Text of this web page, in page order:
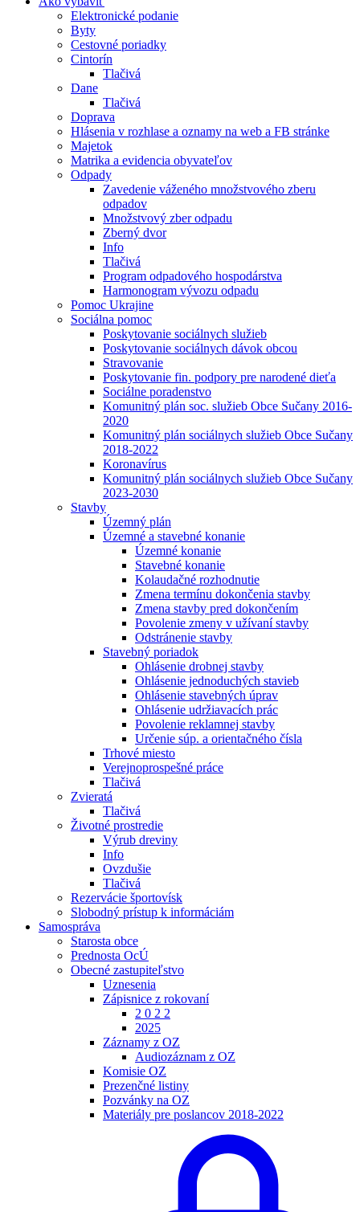
Elektronické podanie
Byty
Cestovné poriadky
Cintorín
Tlačivá
Dane
Tlačivá
Doprava
Hlásenia v rozhlase a oznamy na web a FB stránke
Majetok
Matrika a evidencia obyvateľov
Odpady
Zavedenie váženého množstvového zberu
odpadov
Množstvový zber odpadu
Zberný dvor
Info
Tlačivá
Program odpadového hospodárstva
Harmonogram vývozu odpadu
Pomoc Ukrajine
Sociálna pomoc
Poskytovanie sociálnych služieb
Poskytovanie sociálnych dávok obcou
Stravovanie
Poskytovanie fin. podpory pre narodené dieťa
Sociálne poradenstvo
Komunitný plán soc. služieb Obce Sučany 2016-
2020
Komunitný plán sociálnych služieb Obce Sučany
2018-2022
Koronavírus
Komunitný plán sociálnych služieb Obce Sučany
2023-2030
Stavby
Územný plán
Územné a stavebné konanie
Územné konanie
Stavebné konanie
Kolaudačné rozhodnutie
Zmena termínu dokončenia stavby
Zmena stavby pred dokončením
Povolenie zmeny v užívaní stavby
Odstránenie stavby
Stavebný poriadok
Ohlásenie drobnej stavby
Ohlásenie jednoduchých stavieb
Ohlásenie stavebných úprav
Ohlásenie udržiavacích prác
Povolenie reklamnej stavby
Určenie súp. a orientačného čísla
Trhové miesto
Verejnoprospešné práce
Tlačivá
Zvieratá
Tlačivá
Životné prostredie
Výrub dreviny
Info
Ovzdušie
Tlačivá
Rezervácie športovísk
Slobodný prístup k informáciám
Samospráva
Starosta obce
Prednosta OcÚ
Obecné zastupiteľstvo
Uznesenia
Zápisnice z rokovaní
2 0 2 2
2025
Záznamy z OZ
Audiozáznam z OZ
Komisie OZ
Prezenčné listiny
Pozvánky na OZ
Materiály pre poslancov 2018-2022